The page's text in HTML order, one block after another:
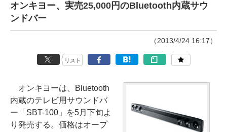
オンキヨー、実売25,000円のBluetooth内蔵サウ
ンドバー
（2013/4/24 16:17）
リスト
オンキヨーは、Bluetooth
内蔵のテレビ用サウンドバ
ー「SBT-100」を5月下旬よ
り発売する。価格はオープ